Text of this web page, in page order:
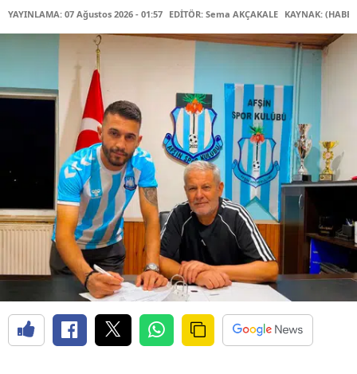
YAYINLAMA: 07 Ağustos 2026 - 01:57 EDİTÖR: Sema AKÇAKALE KAYNAK: